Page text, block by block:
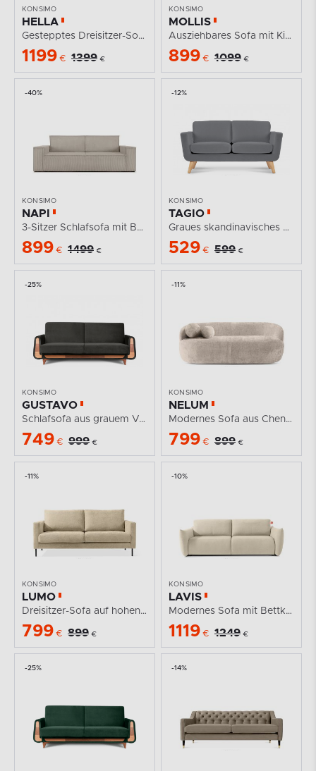
KONSIMO
HELLA
Gestepptes Dreisitzer-Sofa mit Schlaffunktion aus...
1199 € 1399 €
KONSIMO
MOLLIS
Ausziehbares Sofa mit Kissen Kordstoff-Stoff creme
899 € 1099 €
-40%
KONSIMO
NAPI
3-Sitzer Schlafsofa mit Bettkasten beige
899 € 1499 €
-12%
KONSIMO
TAGIO
Graues skandinavisches 2-Sitzer-Sofa
529 € 599 €
-25%
KONSIMO
GUSTAVO
Schlafsofa aus grauem Velours
749 € 999 €
-11%
KONSIMO
NELUM
Modernes Sofa aus Chenille-Stoff cremefarbig
799 € 899 €
-11%
KONSIMO
LUMO
Dreisitzer-Sofa auf hohen Beinen ecrufarbener...
799 € 899 €
-10%
KONSIMO
LAVIS
Modernes Sofa mit Bettkasten in Ecru
1119 € 1249 €
-25% -14%